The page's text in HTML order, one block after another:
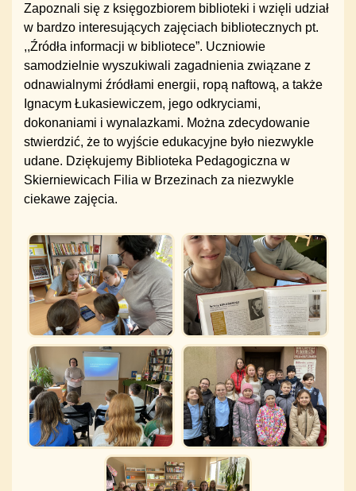
Zapoznali się z księgozbiorem biblioteki i wzięli udział
w bardzo interesujących zajęciach bibliotecznych pt.
,,Źródła informacji w bibliotece”. Uczniowie
samodzielnie wyszukiwali zagadnienia związane z
odnawialnymi źródłami energii, ropą naftową, a także
Ignacym Łukasiewiczem, jego odkryciami,
dokonaniami i wynalazkami. Można zdecydowanie
stwierdzić, że to wyjście edukacyjne było niezwykle
udane. Dziękujemy Biblioteka Pedagogiczna w
Skierniewicach Filia w Brzezinach za niezwykle
ciekawe zajęcia.